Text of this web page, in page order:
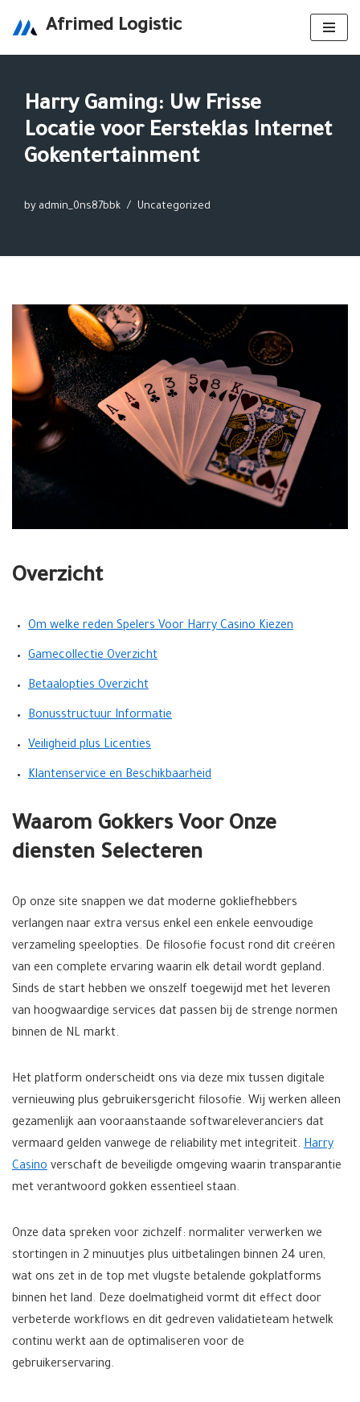
Afrimed Logistic
Harry Gaming: Uw Frisse
Locatie voor Eersteklas Internet
Gokentertainment
by admin_0ns87bbk Uncategorized
Overzicht
Om welke reden Spelers Voor Harry Casino Kiezen
Gamecollectie Overzicht
Betaalopties Overzicht
Bonusstructuur Informatie
Veiligheid plus Licenties
Klantenservice en Beschikbaarheid
Waarom Gokkers Voor Onze
diensten Selecteren
Op onze site snappen we dat moderne gokliefhebbers
verlangen naar extra versus enkel een enkele eenvoudige
verzameling speelopties. De filosofie focust rond dit creëren
van een complete ervaring waarin elk detail wordt gepland.
Sinds de start hebben we onszelf toegewijd met het leveren
van hoogwaardige services dat passen bij de strenge normen
binnen de NL markt.
Het platform onderscheidt ons via deze mix tussen digitale
vernieuwing plus gebruikersgericht filosofie. Wij werken alleen
gezamenlijk aan vooraanstaande softwareleveranciers dat
vermaard gelden vanwege de reliability met integriteit. Harry
Casino verschaft de beveiligde omgeving waarin transparantie
met verantwoord gokken essentieel staan.
Onze data spreken voor zichzelf: normaliter verwerken we
stortingen in 2 minuutjes plus uitbetalingen binnen 24 uren,
wat ons zet in de top met vlugste betalende gokplatforms
binnen het land. Deze doelmatigheid vormt dit effect door
verbeterde workflows en dit gedreven validatieteam hetwelk
continu werkt aan de optimaliseren voor de
gebruikerservaring.